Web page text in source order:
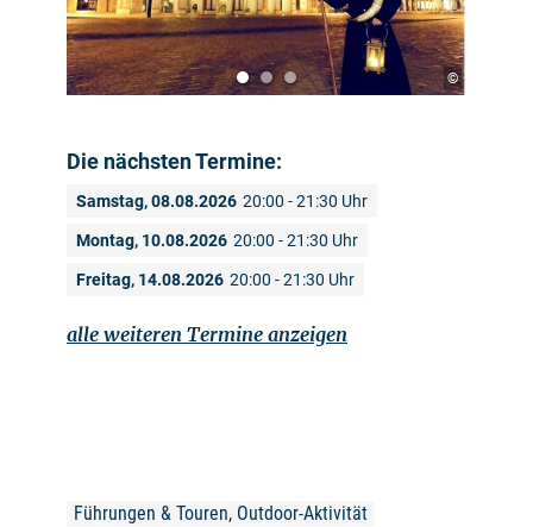
©
Die nächsten Termine:
Samstag, 08.08.2026 20:00 - 21:30 Uhr
Montag, 10.08.2026 20:00 - 21:30 Uhr
Freitag, 14.08.2026 20:00 - 21:30 Uhr
alle weiteren Termine anzeigen
Führungen & Touren, Outdoor-Aktivität